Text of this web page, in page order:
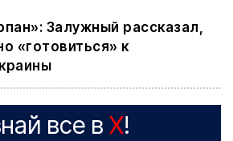
Залужный рассказал,
«готовиться» к
все в X!